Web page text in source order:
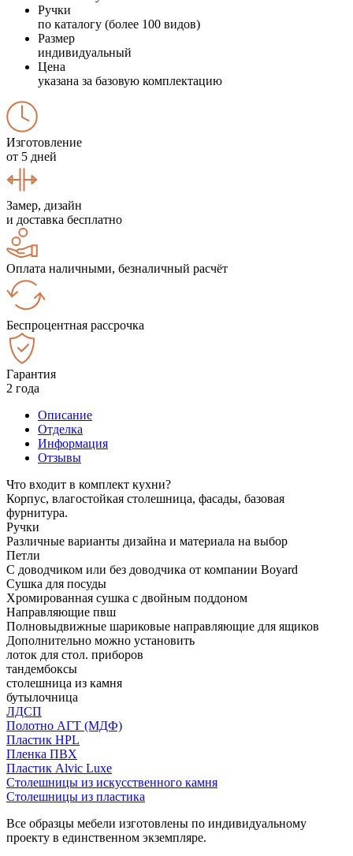
Ручки
по каталогу (более 100 видов)
Размер
индивидуальный
Цена
указана за базовую комплектацию
Изготовление
от 5 дней
Замер, дизайн
и доставка бесплатно
Оплата наличными, безналичный расчёт
Беспроцентная рассрочка
Гарантия
2 года
Описание
Отделка
Информация
Отзывы
Что входит в комплект кухни?
Корпус, влагостойкая столешница, фасады, базовая
фурнитура.
Ручки
Различные варианты дизайна и материала на выбор
Петли
С доводчиком или без доводчика от компании Boyard
Сушка для посуды
Хромированная сушка с двойным поддоном
Направляющие пвш
Полновыдвижные шариковые направляющие для ящиков
Дополнительно можно установить
лоток для стол. приборов
тандембоксы
столешница из камня
бутылочница
ЛДСП
Полотно АГТ (МДФ)
Пластик HPL
Пленка ПВХ
Пластик Alvic Luxe
Столешницы из искусственного камня
Столешницы из пластика
Все образцы мебели изготовлены по индивидуальному
проекту в единственном экземпляре.